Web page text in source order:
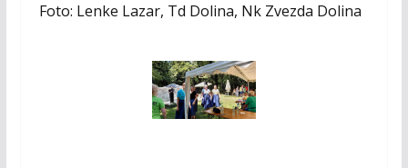
Foto: Lenke Lazar, Td Dolina, Nk Zvezda Dolina